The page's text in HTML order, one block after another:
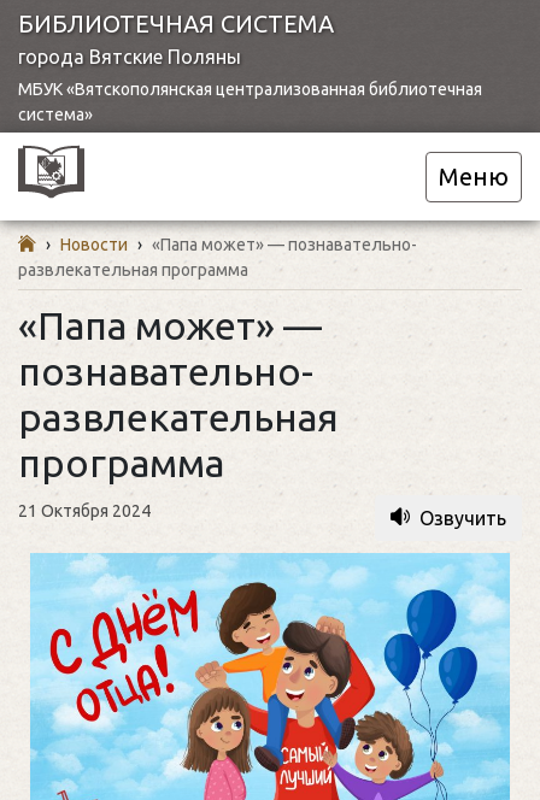
БИБЛИОТЕЧНАЯ СИСТЕМА
города Вятские Поляны
МБУК «Вятскополянская централизованная библиотечная
система»
Меню
› Новости › «Папа может» — познавательно-
развлекательная программа
«Папа может» —
познавательно-
развлекательная
программа
21 Октября 2024 Озвучить